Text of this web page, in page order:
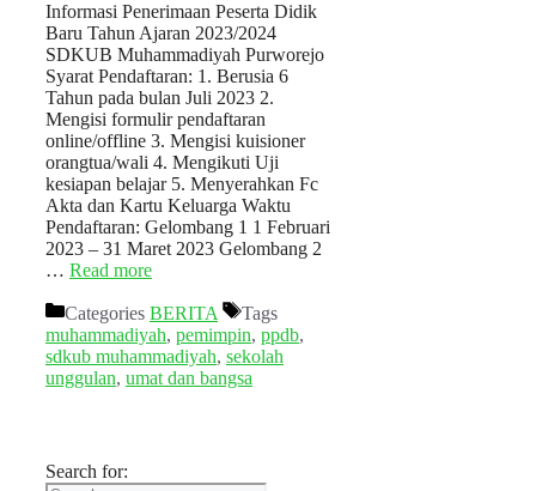
Informasi Penerimaan Peserta Didik
Baru Tahun Ajaran 2023/2024
SDKUB Muhammadiyah Purworejo
Syarat Pendaftaran: 1. Berusia 6
Tahun pada bulan Juli 2023 2.
Mengisi formulir pendaftaran
online/offline 3. Mengisi kuisioner
orangtua/wali 4. Mengikuti Uji
kesiapan belajar 5. Menyerahkan Fc
Akta dan Kartu Keluarga Waktu
Pendaftaran: Gelombang 1 1 Februari
2023 – 31 Maret 2023 Gelombang 2
… Read more
Categories BERITA
Tags
muhammadiyah, pemimpin, ppdb,
sdkub muhammadiyah, sekolah
unggulan, umat dan bangsa
Search for: